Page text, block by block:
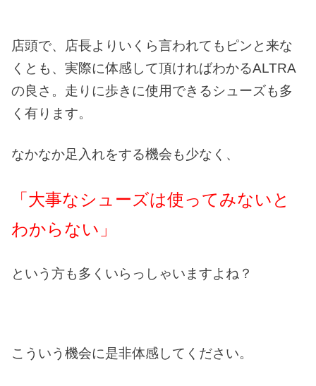
店頭で、店長よりいくら言われてもピンと来な
くとも、実際に体感して頂ければわかるALTRA
の良さ。走りに歩きに使用できるシューズも多
く有ります。
なかなか足入れをする機会も少なく、
「大事なシューズは使ってみないと
わからない」
という方も多くいらっしゃいますよね？
こういう機会に是非体感してください。